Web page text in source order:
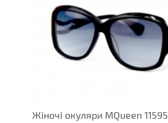
Жіночі окуляри MQueen 11595